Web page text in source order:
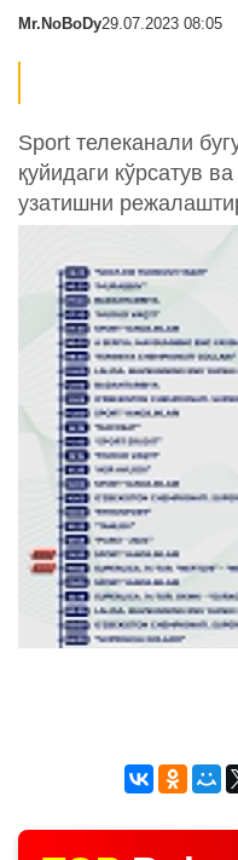
Mr.NoBoDy29.07.2023 08:05
Sport телеканали
қуйидаги кўрсатув
узатишни